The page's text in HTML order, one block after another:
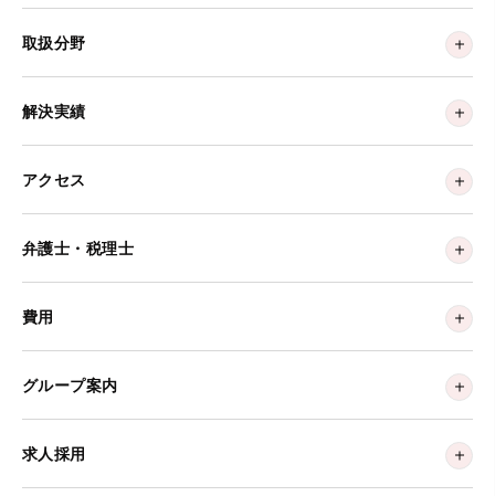
取扱分野
解決実績
アクセス
弁護士・税理士
費用
グループ案内
求人採用